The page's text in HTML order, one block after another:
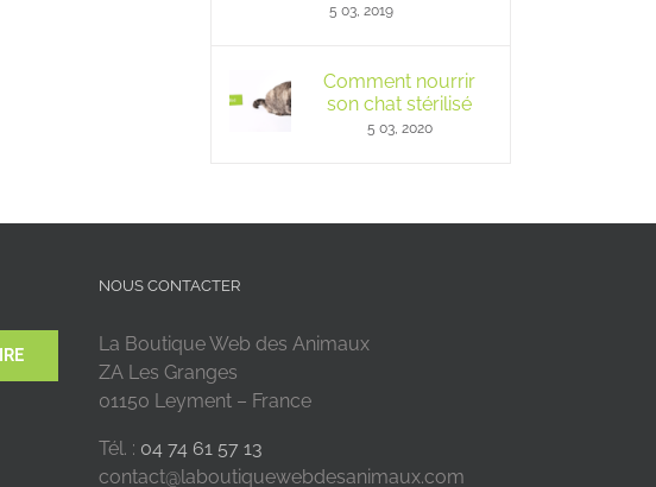
5 03, 2019
Comment nourrir
son chat stérilisé
5 03, 2020
NOUS CONTACTER
La Boutique Web des Animaux
ZA Les Granges
01150 Leyment – France
Tél. : 04 74 61 57 13
contact@laboutiquewebdesanimaux.com